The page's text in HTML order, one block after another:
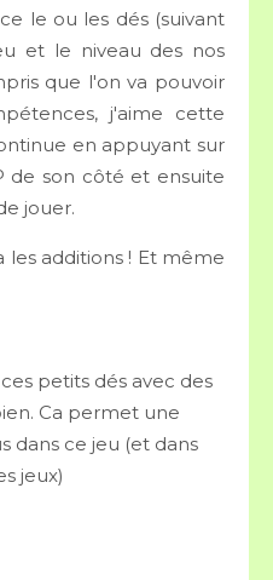
le ou les dés (suivant
et le niveau des nos
que l'on va pouvoir
j'aime cette
en appuyant sur
de son côté et ensuite
jouer.
les additions ! Et même
petits dés avec des
Ca permet une
dans ce jeu (et dans
jeux)